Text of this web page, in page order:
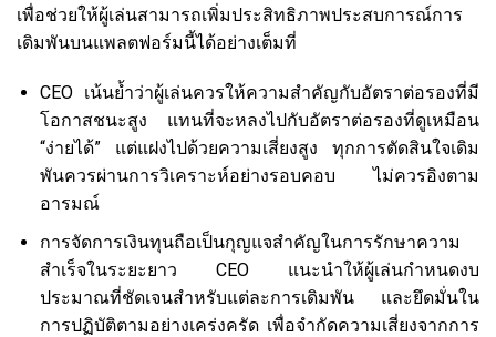
เพื่อช่วยให้ผู้เล่นสามารถเพิ่มประสิทธิภาพประสบการณ์การ
เดิมพันบนแพลตฟอร์มนี้ได้อย่างเต็มที่
CEO เน้นย้ำว่าผู้เล่นควรให้ความสำคัญกับอัตราต่อรองที่มี
โอกาสชนะสูง แทนที่จะหลงไปกับอัตราต่อรองที่ดูเหมือน
“ง่ายได้” แต่แฝงไปด้วยความเสี่ยงสูง ทุกการตัดสินใจเดิม
พันควรผ่านการวิเคราะห์อย่างรอบคอบ ไม่ควรอิงตาม
อารมณ์
การจัดการเงินทุนถือเป็นกุญแจสำคัญในการรักษาความ
สำเร็จในระยะยาว CEO แนะนำให้ผู้เล่นกำหนดงบ
ประมาณที่ชัดเจนสำหรับแต่ละการเดิมพัน และยึดมั่นใน
การปฏิบัติตามอย่างเคร่งครัด เพื่อจำกัดความเสี่ยงจากการ